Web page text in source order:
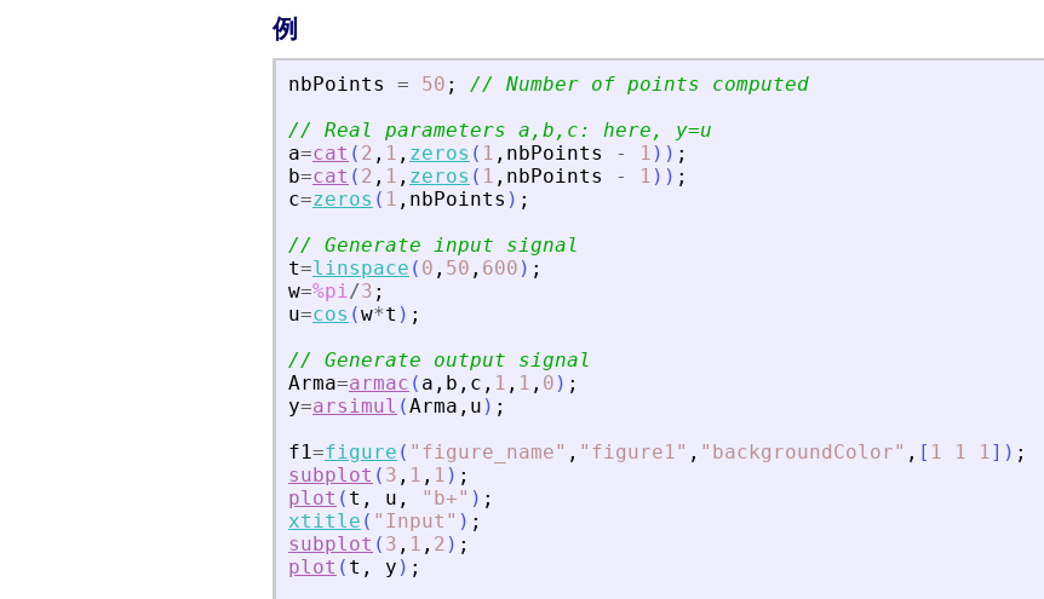
例
nbPoints = 50 ;
// Number of points computed
// Real parameters a,b,c: here, y=u
a=cat ( 2 , 1 , zeros ( 1 , nbPoints - 1 ) ) ;
b=cat ( 2 , 1 , zeros ( 1 , nbPoints - 1 ) ) ;
c=zeros ( 1 , nbPoints ) ;
// Generate input signal
t=linspace ( 0 , 50 , 600 ) ;
w=%pi /3 ;
u=cos (w*t ) ;
// Generate output signal
Arma=armac ( a , b , c , 1 , 1 , 0 ) ;
y=arsimul (Arma , u ) ;
f1=figure ( " figure_name" , " figure1 " , " backgroundColor" , [ 1 1 1 ] ) ;
subplot ( 3 , 1 , 1 ) ;
plot ( t , u , " b+" ) ;
xtitle ( " Input " ) ;
subplot ( 3 , 1 , 2 ) ;
plot ( t , y ) ;